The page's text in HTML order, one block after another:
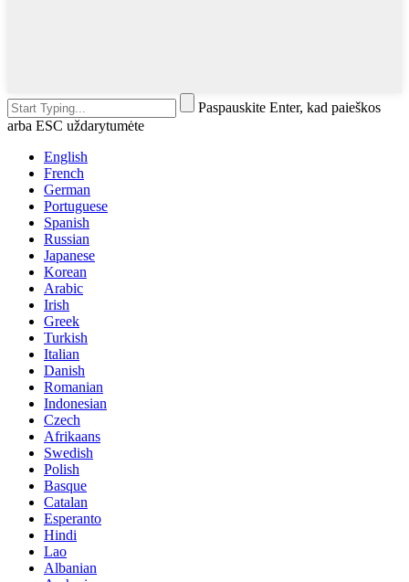
Paspauskite Enter, kad paieškos
arba ESC uždarytumėte
English
French
German
Portuguese
Spanish
Russian
Japanese
Korean
Arabic
Irish
Greek
Turkish
Italian
Danish
Romanian
Indonesian
Czech
Afrikaans
Swedish
Polish
Basque
Catalan
Esperanto
Hindi
Lao
Albanian